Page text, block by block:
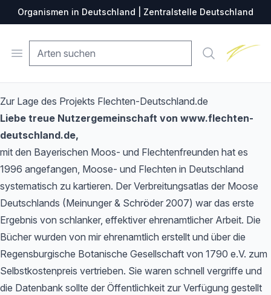
Organismen in Deutschland | Zentralstelle Deutschland
Open menu Suche
Zur Lage des Projekts Flechten-Deutschland.de
Liebe treue Nutzergemeinschaft von www.flechten-
deutschland.de,
mit den Bayerischen Moos- und Flechtenfreunden hat es
1996 angefangen, Moose- und Flechten in Deutschland
systematisch zu kartieren. Der Verbreitungsatlas der Moose
Deutschlands (Meinunger & Schröder 2007) war das erste
Ergebnis von schlanker, effektiver ehrenamtlicher Arbeit. Die
Bücher wurden von mir ehrenamtlich erstellt und über die
Regensburgische Botanische Gesellschaft von 1790 e.V. zum
Selbstkostenpreis vertrieben. Sie waren schnell vergriffe und
die Datenbank sollte der Öffentlichkeit zur Verfügung gestellt